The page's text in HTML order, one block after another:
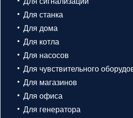
Для станка
Для дома
Для котла
Для насосов
Для чувствительного
Для магазинов
Для офиса
Для генератора